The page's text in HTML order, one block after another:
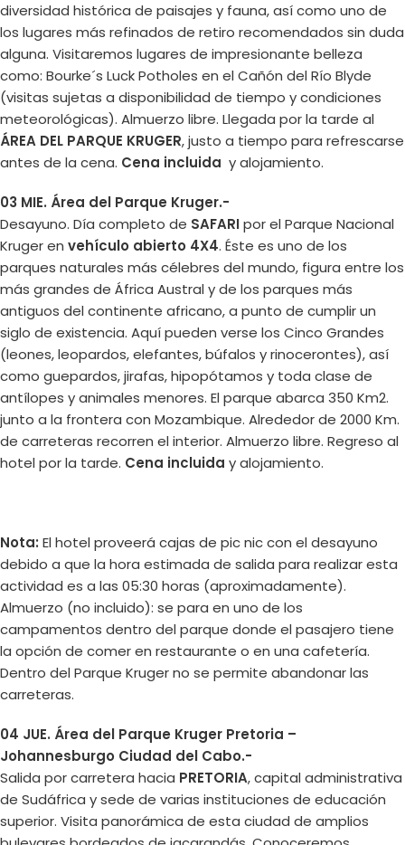
diversidad histórica de paisajes y fauna, así como uno de
los lugares más refinados de retiro recomendados sin duda
alguna. Visitaremos lugares de impresionante belleza
como: Bourke´s Luck Potholes en el Cañón del Río Blyde
(visitas sujetas a disponibilidad de tiempo y condiciones
meteorológicas). Almuerzo libre. Llegada por la tarde al
ÁREA DEL PARQUE KRUGER, justo a tiempo para refrescarse
antes de la cena. Cena incluida y alojamiento.
03 MIE. Área del Parque Kruger.-
Desayuno. Día completo de SAFARIpor el Parque Nacional
Kruger en vehículo abierto 4X4. Éste es uno de los
parques naturales más célebres del mundo, figura entre los
más grandes de África Austral y de los parques más
antiguos del continente africano, a punto de cumplir un
siglo de existencia. Aquí pueden verse los Cinco Grandes
(leones, leopardos, elefantes, búfalos y rinocerontes), así
como guepardos, jirafas, hipopótamos y toda clase de
antílopes y animales menores. El parque abarca 350 Km2.
junto a la frontera con Mozambique. Alrededor de 2000 Km.
de carreteras recorren el interior. Almuerzo libre. Regreso al
hotel por la tarde. Cena incluida y alojamiento.
Nota: El hotel proveerá cajas de pic nic con el desayuno
debido a que la hora estimada de salida para realizar esta
actividad es a las 05:30 horas (aproximadamente).
Almuerzo (no incluido): se para en uno de los
campamentos dentro del parque donde el pasajero tiene
la opción de comer en restaurante o en una cafetería.
Dentro del Parque Kruger no se permite abandonar las
carreteras.
04 JUE. Área del Parque Kruger Pretoria –
Johannesburgo Ciudad del Cabo.-
Salida por carretera hacia PRETORIA, capital administrativa
de Sudáfrica y sede de varias instituciones de educación
superior. Visita panorámica de esta ciudad de amplios